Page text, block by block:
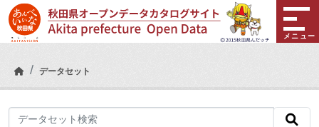
Skip to main content
メニュー
データセット